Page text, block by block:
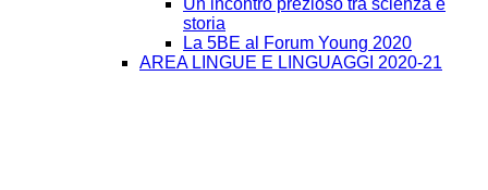
Un incontro prezioso tra scienza e
storia
La 5BE al Forum Young 2020
AREA LINGUE E LINGUAGGI 2020-21